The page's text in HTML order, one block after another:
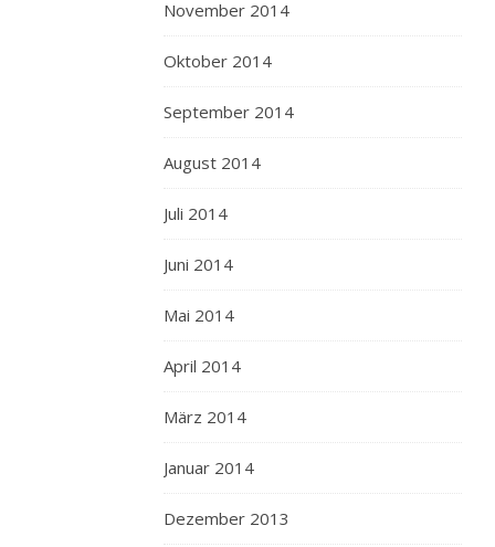
November 2014
Oktober 2014
September 2014
August 2014
Juli 2014
Juni 2014
Mai 2014
April 2014
März 2014
Januar 2014
Dezember 2013